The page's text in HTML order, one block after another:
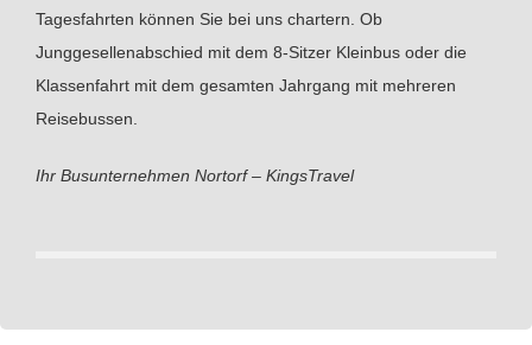
Tagesfahrten können Sie bei uns chartern. Ob
Junggesellenabschied mit dem 8-Sitzer Kleinbus oder die
Klassenfahrt mit dem gesamten Jahrgang mit mehreren
Reisebussen.
Ihr Busunternehmen Nortorf – KingsTravel